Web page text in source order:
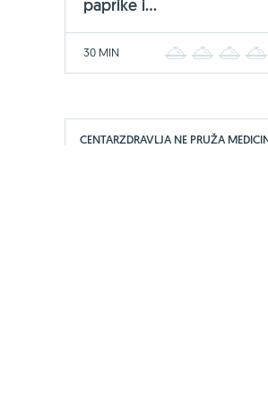
paprike i...
30 MIN 2 3
CENTARZDRAVLJA NE PRUŽA